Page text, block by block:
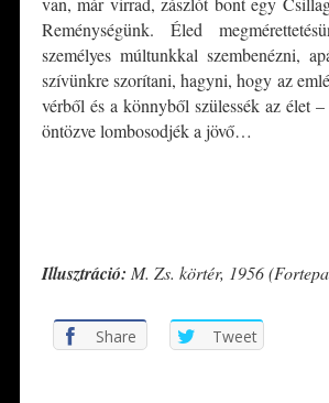
Reménységünk. Éled
személyes múltunkkal szembenézni,
szívünkre szorítani, hagyni, hogy az
vérből és a könnyből szülessék az élet
öntözve lombosodjék a jövő…
Illusztráció: M. Zs. körtér, 1956
Share Tweet